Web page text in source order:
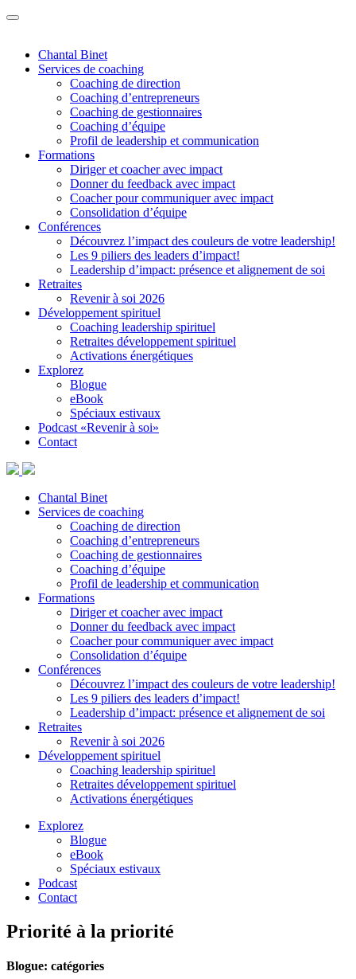
Chantal Binet
Services de coaching
Coaching de direction
Coaching d’entrepreneurs
Coaching de gestionnaires
Coaching d’équipe
Profil de leadership et communication
Formations
Diriger et coacher avec impact
Donner du feedback avec impact
Coacher pour communiquer avec impact
Consolidation d’équipe
Conférences
Découvrez l’impact des couleurs de votre leadership!
Les 9 piliers des leaders d’impact!
Leadership d’impact: présence et alignement de soi
Retraites
Revenir à soi 2026
Développement spirituel
Coaching leadership spirituel
Retraites développement spirituel
Activations énergétiques
Explorez
Blogue
eBook
Spéciaux estivaux
Podcast «Revenir à soi»
Contact
Chantal Binet
Services de coaching
Coaching de direction
Coaching d’entrepreneurs
Coaching de gestionnaires
Coaching d’équipe
Profil de leadership et communication
Formations
Diriger et coacher avec impact
Donner du feedback avec impact
Coacher pour communiquer avec impact
Consolidation d’équipe
Conférences
Découvrez l’impact des couleurs de votre leadership!
Les 9 piliers des leaders d’impact!
Leadership d’impact: présence et alignement de soi
Retraites
Revenir à soi 2026
Développement spirituel
Coaching leadership spirituel
Retraites développement spirituel
Activations énergétiques
Explorez
Blogue
eBook
Spéciaux estivaux
Podcast
Contact
Priorité à la priorité
Blogue: catégories